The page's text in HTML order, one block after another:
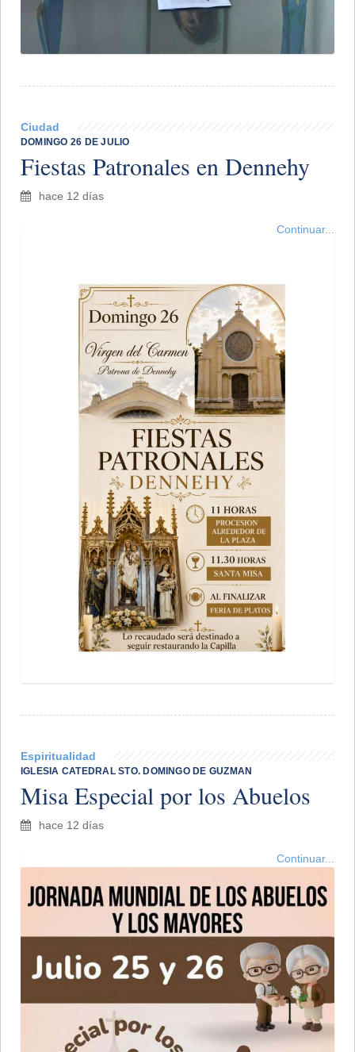
Ciudad
DOMINGO 26 DE JULIO
Fiestas Patronales en Dennehy
hace 12 días
Continuar...
Espiritualidad
IGLESIA CATEDRAL STO. DOMINGO DE GUZMAN
Misa Especial por los Abuelos
hace 12 días
Continuar...